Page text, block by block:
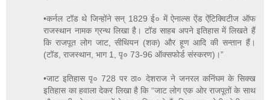
•कर्नल टॉड थे जिन्होंने सन् 1829 ई० में ऐनाल्स ऐंड ऐंटिक्विटीज ऑफ
राजस्थान नामक ग्रन्थ लिखा है। टॉड साहब अपने इतिहास में लिखते हैं
कि राजपूत लोग जाट, सीथियन (शक) और हूण आदि की सन्तान हैं।
(टॉड, राजस्थान, भाग 1, पृ० 73-96 ऑक्सफोर्ड संस्करण)।”
•जाट इतिहास पृ० 728 पर ठा० देशराज ने जनरल कनिंघम के सिक्ख
इतिहास का हवाला देकर लिखा है कि “जाट लोग एक ओर राजपूतों के साथ